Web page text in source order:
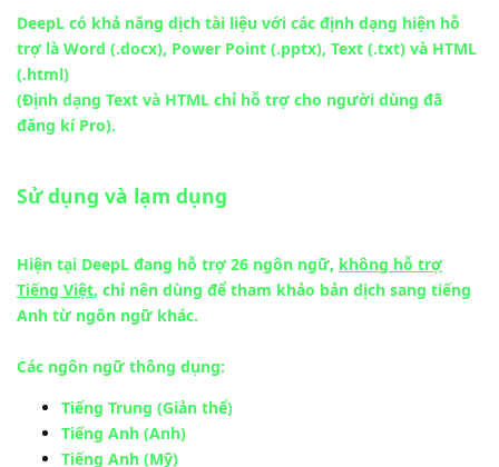
DeepL có khả năng dịch tài liệu với các định dạng hiện hỗ
trợ là Word (.docx), Power Point (.pptx), Text (.txt) và HTML
(.html)
(Định dạng Text và HTML chỉ hỗ trợ cho người dùng đã
đăng kí Pro).
Sử dụng và lạm dụng
Hiện tại DeepL đang hỗ trợ 26 ngôn ngữ, không hỗ trợ
Tiếng Việt, chỉ nên dùng để tham khảo bản dịch sang tiếng
Anh từ ngôn ngữ khác.
Các ngôn ngữ thông dụng:
Tiếng Trung (Giản thể)
Tiếng Anh (Anh)
Tiếng Anh (Mỹ)